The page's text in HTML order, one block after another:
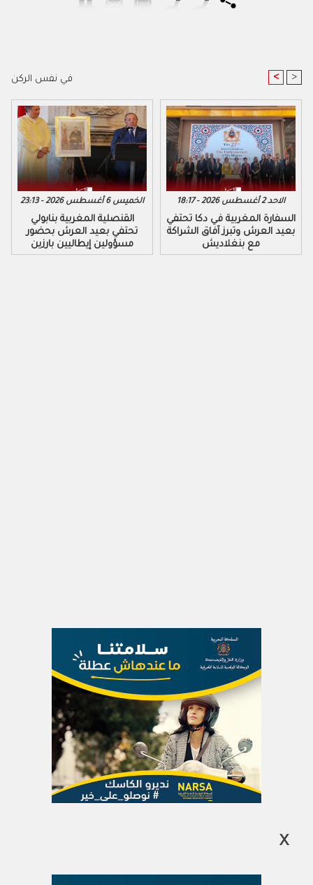
في نفس الركن < >
الخميس 6 أغسطس 2026 - 23:13
القنصلية المغربية بنابولي
تحتفي بعيد العرش بحضور
مسؤولين إيطاليين بارزين
الاحد 2 أغسطس 2026 - 18:17
السفارة المغربية في دكا تحتفي
بعيد العرش وتبرز آفاق الشراكة
مع بنغلاديش